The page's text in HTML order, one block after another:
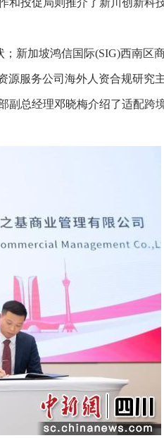
和投促局则推介了新川创新科
新加坡鸿信国际(SIG)西南区
源服务公司海外人资合规研究
副总经理邓晓梅介绍了适配跨